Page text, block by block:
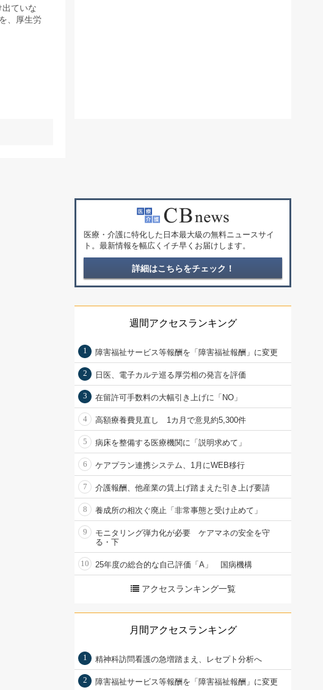
ていな
、厚生労
医療・介護に特化した日本最大級の無料ニュースサイ
ト。最新情報を幅広くイチ早くお届けします。
詳細はこちらをチェック！
週間アクセスランキング
1 障害福祉サービス等報酬を「障害福祉報酬」に変更
2 日医、電子カルテ巡る厚労相の発言を評価
3 在留許可手数料の大幅引き上げに「NO」
4 高額療養費見直し 1カ月で意見約5,300件
5 病床を整備する医療機関に「説明求めて」
6 ケアプラン連携システム、1月にWEB移行
7 介護報酬、他産業の賃上げ踏まえた引き上げ要請
8 養成所の相次ぐ廃止「非常事態と受け止めて」
9
モニタリング弾力化が必要 ケアマネの安全を守
る・下
10 25年度の総合的な自己評価「A」 国病機構
アクセスランキング一覧
月間アクセスランキング
1 精神科訪問看護の急増踏まえ、レセプト分析へ
2 障害福祉サービス等報酬を「障害福祉報酬」に変更